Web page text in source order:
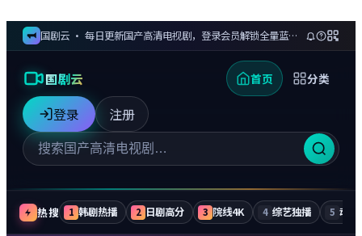
国剧云 · 每日更新国产高清电视剧，登录会员解锁全量蓝光剧集与无广告追更
国剧云 首页 分类
登录 注册
热搜 1 韩剧热播 2 日剧高分 3 院线4K 4 综艺独播 5 动漫